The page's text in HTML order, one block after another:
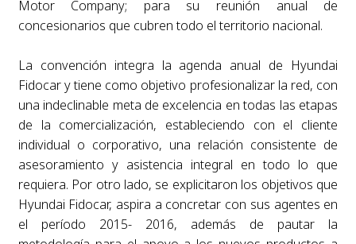
Motor Company; para su reunión anual de
concesionarios que cubren todo el territorio nacional.
La convención integra la agenda anual de Hyundai
Fidocar y tiene como objetivo profesionalizar la red, con
una indeclinable meta de excelencia en todas las etapas
de la comercialización, estableciendo con el cliente
individual o corporativo, una relación consistente de
asesoramiento y asistencia integral en todo lo que
requiera. Por otro lado, se explicitaron los objetivos que
Hyundai Fidocar, aspira a concretar con sus agentes en
el período 2015- 2016, además de pautar la